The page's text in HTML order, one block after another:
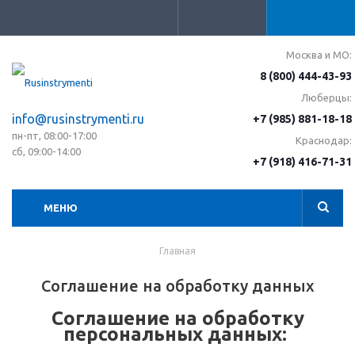
info@rusinstrymenti.ru
пн-пт, 08:00-17:00
сб, 09:00-14:00
Москва и МО:
8 (800) 444-43-93
Люберцы:
+7 (985) 881-18-18
Краснодар:
+7 (918) 416-71-31
МЕНЮ
Главная
Соглашение на обработку данных
Cоглашение на обработку
персональных данных: